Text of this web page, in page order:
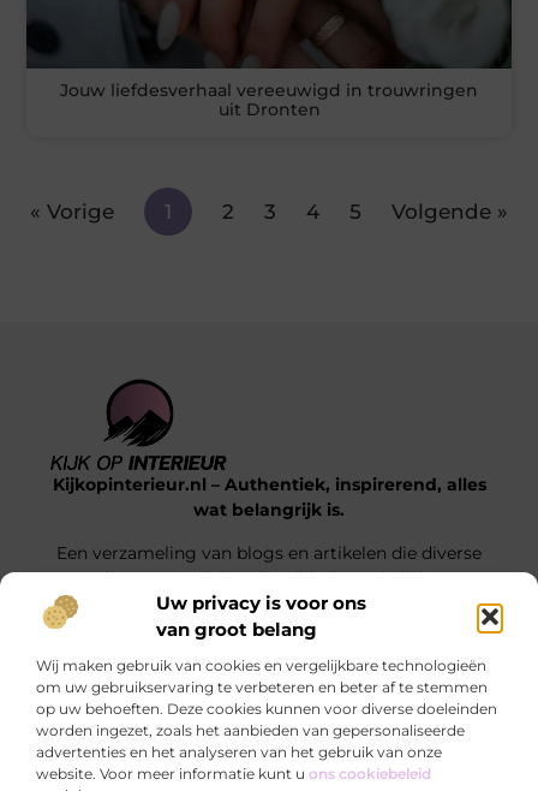
Uw privacy is voor ons
van groot belang
Wij maken gebruik van cookies en vergelijkbare technologieën
om uw gebruikservaring te verbeteren en beter af te stemmen
op uw behoeften. Deze cookies kunnen voor diverse doeleinden
worden ingezet, zoals het aanbieden van gepersonaliseerde
advertenties en het analyseren van het gebruik van onze
website. Voor meer informatie kunt u ons cookiebeleid
Jouw liefdesverhaal vereeuwigd in trouwringen
uit Dronten
« Vorige 1 2 3 4 5 Volgende »
Kijkopinterieur.nl – Authentiek, inspirerend, alles
wat belangrijk is.
Een verzameling van blogs en artikelen die diverse
onderwerpen uit het dagelijks leven belichten.
Onze informatie
Bericht categorie